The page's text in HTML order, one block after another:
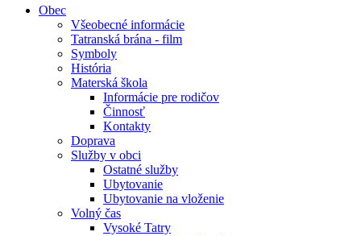
Obec
Všeobecné informácie
Tatranská brána - film
Symboly
História
Materská škola
Informácie pre rodičov
Činnosť
Kontakty
Doprava
Služby v obci
Ostatné služby
Ubytovanie
Ubytovanie na vloženie
Volný čas
Vysoké Tatry